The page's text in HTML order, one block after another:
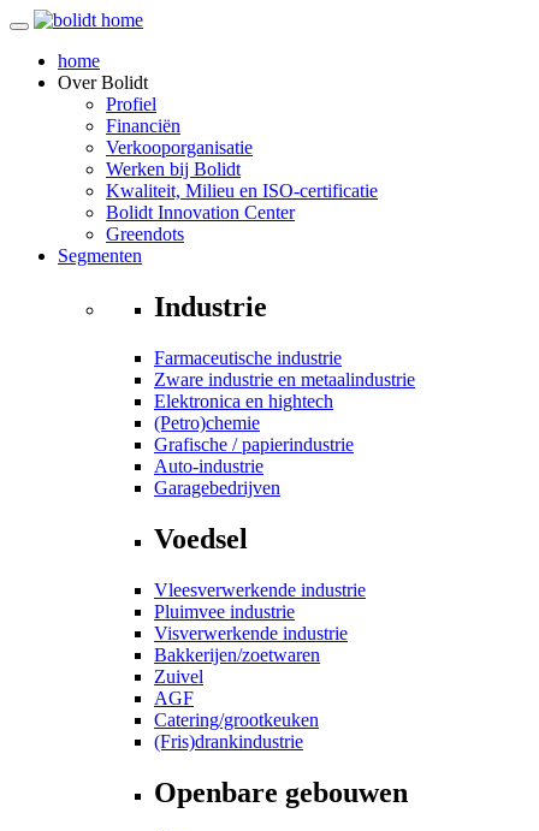
home
OverBolidt
Profiel
Financiën
Verkooporganisatie
Werken bij Bolidt
Kwaliteit, Milieu en ISO-certificatie
Bolidt Innovation Center
Greendots
Segmenten
Industrie
Farmaceutische industrie
Zware industrie en metaalindustrie
Elektronica en hightech
(Petro)chemie
Grafische / papierindustrie
Auto-industrie
Garagebedrijven
Voedsel
Vleesverwerkende industrie
Pluimvee industrie
Visverwerkende industrie
Bakkerijen/zoetwaren
Zuivel
AGF
Catering/grootkeuken
(Fris)drankindustrie
Openbare gebouwen